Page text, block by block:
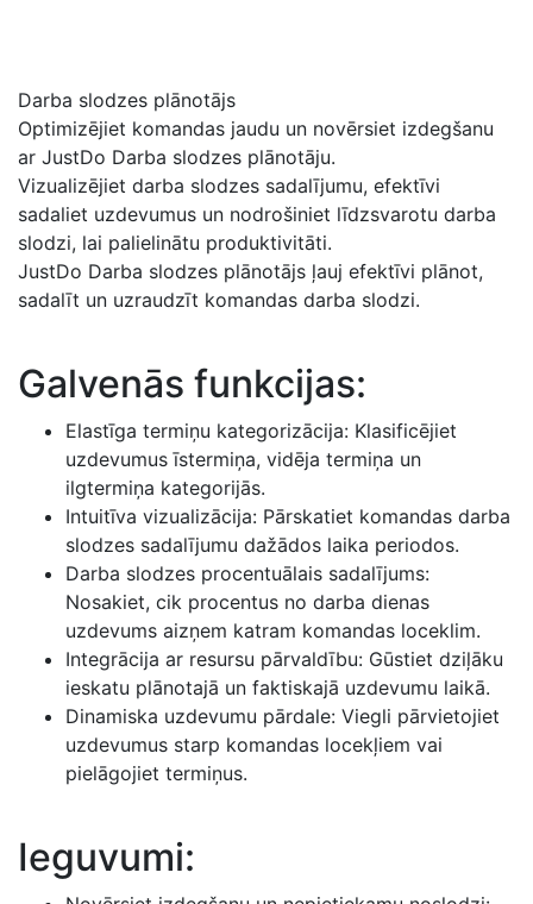
Darba slodzes plānotājs
Optimizējiet komandas jaudu un novērsiet izdegšanu
ar JustDo Darba slodzes plānotāju.
Vizualizējiet darba slodzes sadalījumu, efektīvi
sadaliet uzdevumus un nodrošiniet līdzsvarotu darba
slodzi, lai palielinātu produktivitāti.
JustDo Darba slodzes plānotājs ļauj efektīvi plānot,
sadalīt un uzraudzīt komandas darba slodzi.
Galvenās funkcijas:
Elastīga termiņu kategorizācija: Klasificējiet
uzdevumus īstermiņa, vidēja termiņa un
ilgtermiņa kategorijās.
Intuitīva vizualizācija: Pārskatiet komandas darba
slodzes sadalījumu dažādos laika periodos.
Darba slodzes procentuālais sadalījums:
Nosakiet, cik procentus no darba dienas
uzdevums aizņem katram komandas loceklim.
Integrācija ar resursu pārvaldību: Gūstiet dziļāku
ieskatu plānotajā un faktiskajā uzdevumu laikā.
Dinamiska uzdevumu pārdale: Viegli pārvietojiet
uzdevumus starp komandas locekļiem vai
pielāgojiet termiņus.
Ieguvumi: